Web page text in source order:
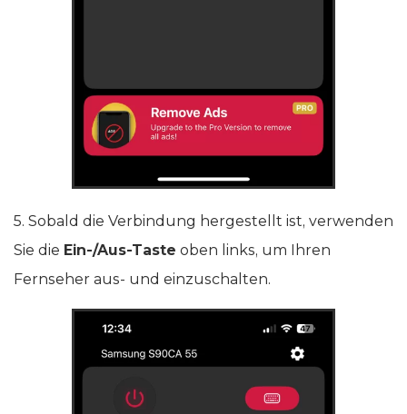
5. Sobald die Verbindung hergestellt ist, verwenden
Sie die Ein-/Aus-Taste oben links, um Ihren
Fernseher aus- und einzuschalten.